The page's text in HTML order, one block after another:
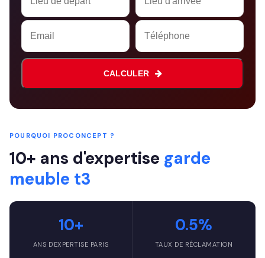
CALCULER
POURQUOI PROCONCEPT ?
10+ ans d'expertise garde
meuble t3
10+
ANS D'EXPERTISE PARIS
0.5%
TAUX DE RÉCLAMATION